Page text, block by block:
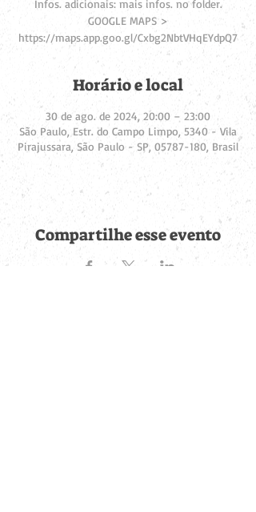
Infos. adicionais: mais infos. no folder.
GOOGLE MAPS >
https://maps.app.goo.gl/Cxbg2NbtVHqEYdpQ7
Horário e local
30 de ago. de 2024, 20:00 – 23:00
São Paulo, Estr. do Campo Limpo, 5340 - Vila
Pirajussara, São Paulo - SP, 05787-180, Brasil
Compartilhe esse evento